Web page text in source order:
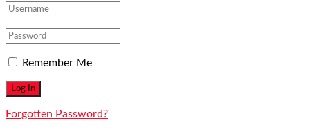
Remember Me
Forgotten Password?